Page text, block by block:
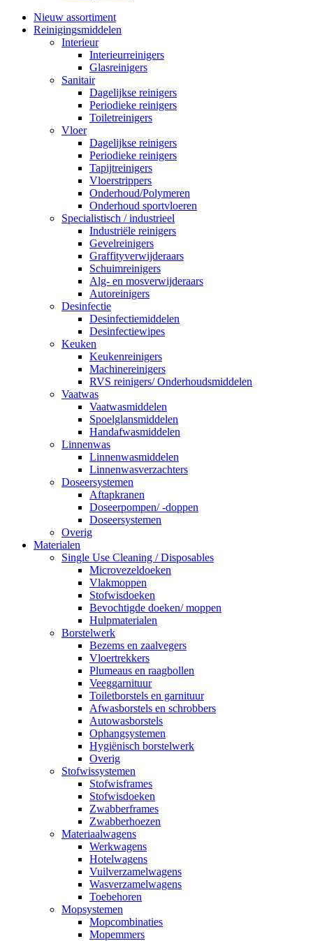
Nieuw assortiment
Reinigingsmiddelen
Interieur
Interieurreinigers
Glasreinigers
Sanitair
Dagelijkse reinigers
Periodieke reinigers
Toiletreinigers
Vloer
Dagelijkse reinigers
Periodieke reinigers
Tapijtreinigers
Vloerstrippers
Onderhoud/Polymeren
Onderhoud sportvloeren
Specialistisch / industrieel
Industriële reinigers
Gevelreinigers
Graffityverwijderaars
Schuimreinigers
Alg- en mosverwijderaars
Autoreinigers
Desinfectie
Desinfectiemiddelen
Desinfectiewipes
Keuken
Keukenreinigers
Machinereinigers
RVS reinigers/ Onderhoudsmiddelen
Vaatwas
Vaatwasmiddelen
Spoelglansmiddelen
Handafwasmiddelen
Linnenwas
Linnenwasmiddelen
Linnenwasverzachters
Doseersystemen
Aftapkranen
Doseerpompen/ -doppen
Doseersystemen
Overig
Materialen
Single Use Cleaning / Disposables
Microvezeldoeken
Vlakmoppen
Stofwisdoeken
Bevochtigde doeken/ moppen
Hulpmaterialen
Borstelwerk
Bezems en zaalvegers
Vloertrekkers
Plumeaus en raagbollen
Veeggarnituur
Toiletborstels en garnituur
Afwasborstels en schrobbers
Autowasborstels
Ophangsystemen
Hygiënisch borstelwerk
Overig
Stofwissystemen
Stofwisframes
Stofwisdoeken
Zwabberframes
Zwabberhoezen
Materiaalwagens
Werkwagens
Hotelwagens
Vuilverzamelwagens
Wasverzamelwagens
Toebehoren
Mopsystemen
Mopcombinaties
Mopemmers